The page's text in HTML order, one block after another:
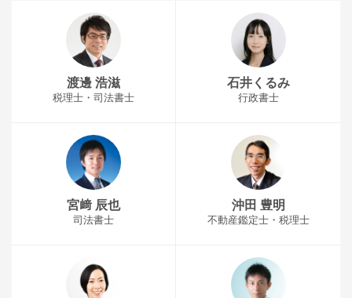
渡邊 浩滋
税理士・司法書士
石井くるみ
行政書士
宮﨑 辰也
司法書士
沖田 豊明
不動産鑑定士・税理士